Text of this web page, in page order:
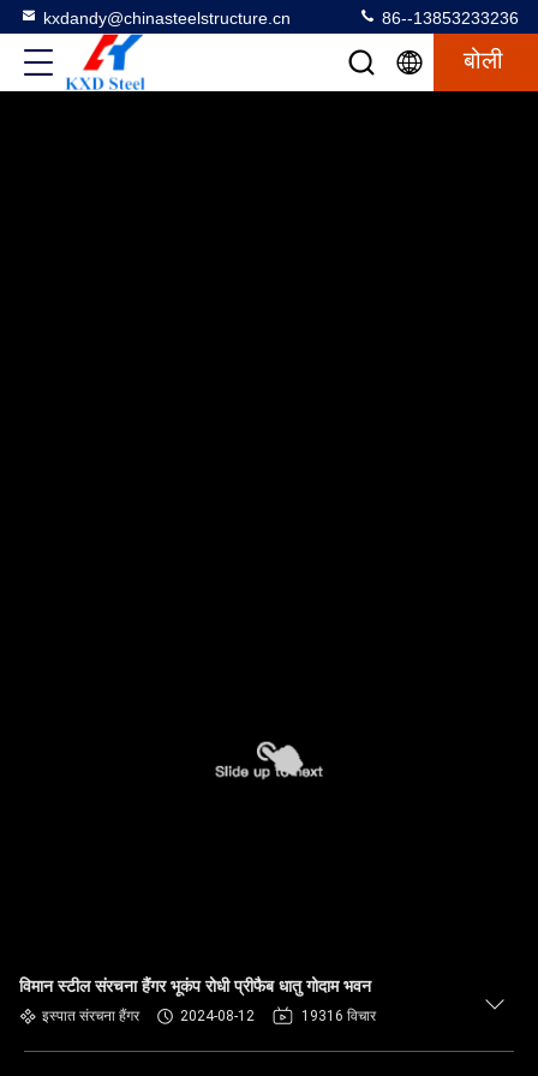
kxdandy@chinasteelstructure.cn 86--13853233236
बोली
विमान स्टील संरचना हैंगर भूकंप रोधी प्रीफैब धातु गोदाम भवन
इस्पात संरचना हैंगर 2024-08-12 19316 विचार